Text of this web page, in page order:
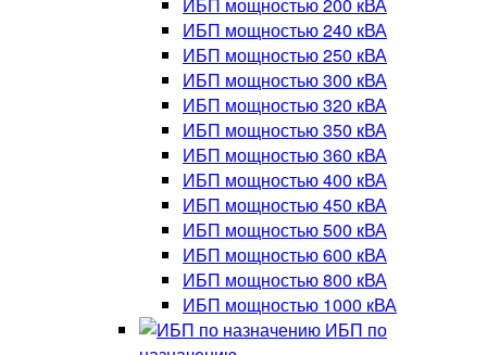
ИБП мощностью 240 кВА
ИБП мощностью 250 кВА
ИБП мощностью 300 кВА
ИБП мощностью 320 кВА
ИБП мощностью 350 кВА
ИБП мощностью 360 кВА
ИБП мощностью 400 кВА
ИБП мощностью 450 кВА
ИБП мощностью 500 кВА
ИБП мощностью 600 кВА
ИБП мощностью 800 кВА
ИБП мощностью 1000 кВА
ИБП по